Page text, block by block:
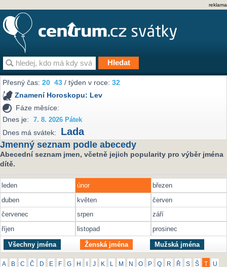
reklama
Přesný čas:20 43 / týden v roce:32
Znamení Horoskopu: Lev
Fáze měsíce:
Dnes je:
7. 8. 2026 Pátek
Dnes má svátek: Lada
Jmenný seznam podle abecedy
Abecední seznam jmen, včetně jejich popularity pro výběr jména
dítě.
leden únor
březen
duben
květen
červen
červenec
srpen
září
říjen
listopad prosinec
Všechny jména Ženská jména Mužská jména
A B C Č D E F G H J K M N O P Q R Ř S Š U